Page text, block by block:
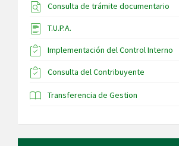
Consulta de trámite documentario
T.U.P.A.
Implementación del Control Interno
Consulta del Contribuyente
Transferencia de Gestion